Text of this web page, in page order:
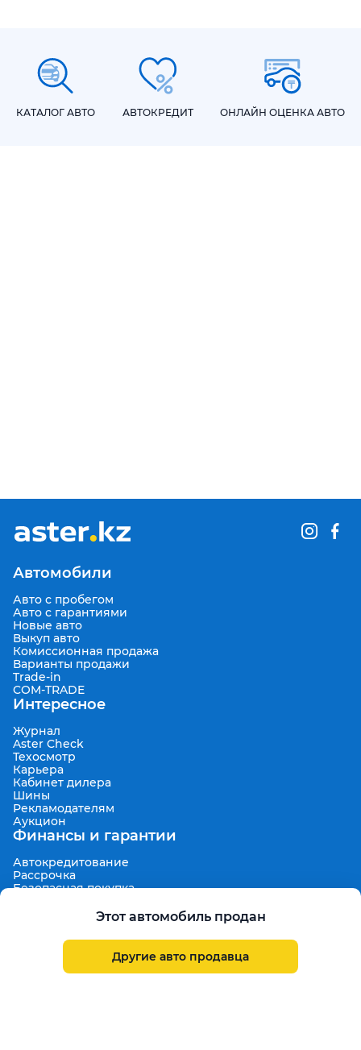
Этот автомобиль продан
Другие авто продавца
КАТАЛОГ АВТО АВТОКРЕДИТ ОНЛАЙН ОЦЕНКА АВТО
Автомобили
Авто с пробегом
Авто с гарантиями
Новые авто
Выкуп авто
Комиссионная продажа
Варианты продажи
Trade-in
COM-TRADE
Интересное
Журнал
Aster Check
Техосмотр
Карьера
Кабинет дилера
Шины
Рекламодателям
Аукцион
Финансы и гарантии
Автокредитование
Рассрочка
Безопасная покупка
Техническая гарантия 30 дней
Гарантированная цена выкупа
Поддержка